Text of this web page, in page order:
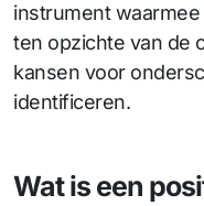
instrument
ten opzichte van de
kansen voor
identificeren.
Wat is een